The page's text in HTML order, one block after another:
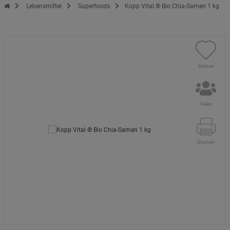
Zur Startseite des Kopp Verlag Online-Shop
Lebensmittel Superfoods Kopp Vital ® Bio Chia-Samen 1 kg
Merken
Teilen
Drucken